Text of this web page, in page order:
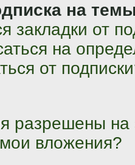
на
закладки от
на
от
разрешены
вложения?